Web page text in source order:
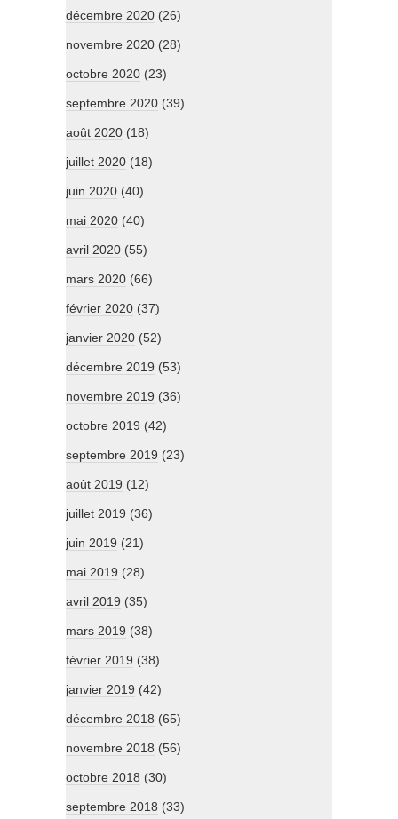
décembre 2020 (26)
novembre 2020 (28)
octobre 2020 (23)
septembre 2020 (39)
août 2020 (18)
juillet 2020 (18)
juin 2020 (40)
mai 2020 (40)
avril 2020 (55)
mars 2020 (66)
février 2020 (37)
janvier 2020 (52)
décembre 2019 (53)
novembre 2019 (36)
octobre 2019 (42)
septembre 2019 (23)
août 2019 (12)
juillet 2019 (36)
juin 2019 (21)
mai 2019 (28)
avril 2019 (35)
mars 2019 (38)
février 2019 (38)
janvier 2019 (42)
décembre 2018 (65)
novembre 2018 (56)
octobre 2018 (30)
septembre 2018 (33)